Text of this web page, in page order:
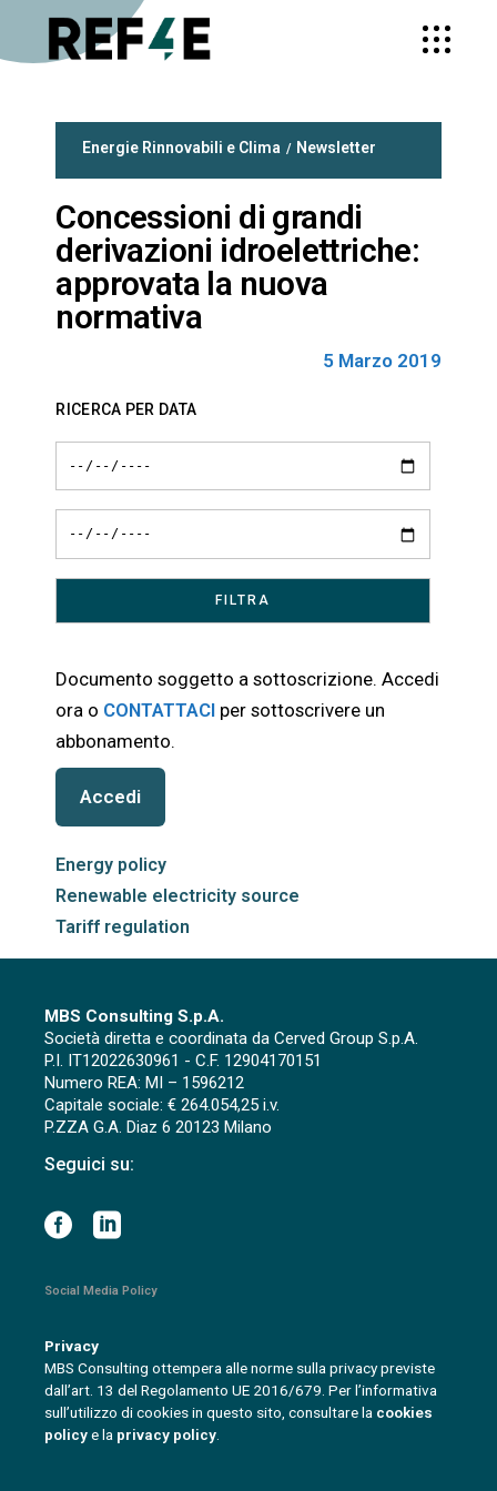
Energie Rinnovabili e Clima Newsletter
Concessioni di grandi
derivazioni idroelettriche:
approvata la nuova
normativa
5 Marzo 2019
RICERCA PER DATA
Documento soggetto a sottoscrizione. Accedi
ora o CONTATTACI per sottoscrivere un
abbonamento.
Accedi
Energy policy
Renewable electricity source
Tariff regulation
MBS Consulting S.p.A.
Società diretta e coordinata da Cerved Group S.p.A.
P.I. IT12022630961 - C.F. 12904170151
Numero REA: MI – 1596212
Capitale sociale: € 264.054,25 i.v.
P.ZZA G.A. Diaz 6 20123 Milano
Seguici su:
Social Media Policy
Privacy
MBS Consulting ottempera alle norme sulla privacy previste
dall’art. 13 del Regolamento UE 2016/679. Per l’informativa
sull’utilizzo di cookies in questo sito, consultare la cookies
policye la privacy policy.